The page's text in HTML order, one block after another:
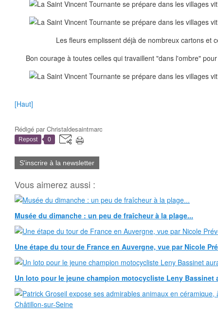
Les fleurs emplissent déjà de nombreux cartons et
Bon courage à toutes celles qui travaillent "dans l'ombre"
[Haut]
Rédigé parChristaldesaintmarc
Repost 0
S'inscrire à la newsletter
Vous aimerez aussi :
Musée du dimanche : un peu de fraîcheur à la plage...
Une étape du tour de France en Auvergne, vue par Nicole
Un loto pour le jeune champion motocycliste Leny Bassinet